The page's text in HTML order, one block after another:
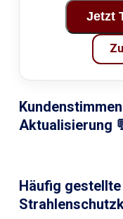
Jetzt
Aktualisierung
Häufig